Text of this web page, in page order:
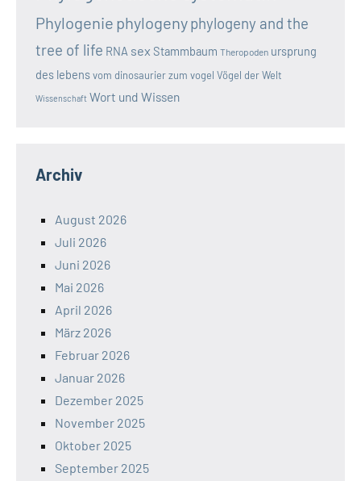
Phylogenie phylogenyphylogeny and the
tree of life RNA sex Stammbaum Theropoden ursprung
des lebensvom dinosaurier zum vogel Vögel der Welt
Wissenschaft Wort und Wissen
Archiv
August 2026
Juli 2026
Juni 2026
Mai 2026
April 2026
März 2026
Februar 2026
Januar 2026
Dezember 2025
November 2025
Oktober 2025
September 2025